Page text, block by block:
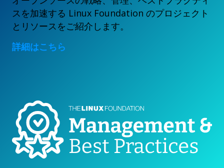
スを加速する Linux Foundation のプロジェクト
とリソースをご紹介します。
詳細はこちら